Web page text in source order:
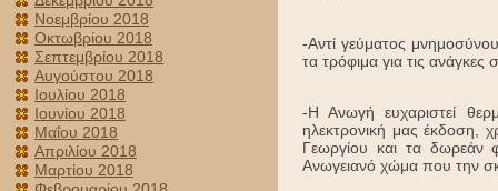
Νοεμβρίου 2018
Οκτωβρίου 2018
Σεπτεμβρίου 2018
Αυγούστου 2018
Ιουλίου 2018
Ιουνίου 2018
Μαΐου 2018
Απριλίου 2018
Μαρτίου 2018
-Αντί γεύματος
τα τρόφιμα για τις
-Η Ανωγή ευχαριστεί
ηλεκτρονική μας έκδοση,
Γεωργίου και τα δωρεάν
Ανωγειανό χώμα που την